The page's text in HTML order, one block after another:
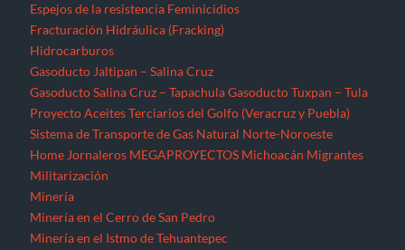
Espejos de la resistencia Feminicidios
Fracturación Hidráulica (Fracking)
Hidrocarburos
Gasoducto Jaltipan – Salina Cruz
Gasoducto Salina Cruz – Tapachula Gasoducto Tuxpan – Tula
Proyecto Aceites Terciarios del Golfo (Veracruz y Puebla)
Sistema de Transporte de Gas Natural Norte-Noroeste
Home Jornaleros MEGAPROYECTOS Michoacán Migrantes
Militarización
Minería
Minería en el Cerro de San Pedro
Minería en el Istmo de Tehuantepec